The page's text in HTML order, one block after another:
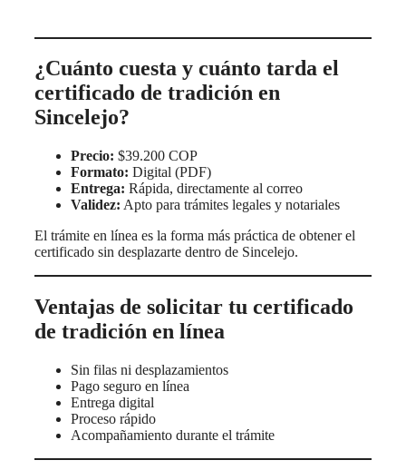
¿Cuánto cuesta y cuánto tarda el
certificado de tradición en
Sincelejo?
Precio: $39.200 COP
Formato: Digital (PDF)
Entrega: Rápida, directamente al correo
Validez: Apto para trámites legales y notariales
El trámite en línea es la forma más práctica de obtener el
certificado sin desplazarte dentro de Sincelejo.
Ventajas de solicitar tu certificado
de tradición en línea
Sin filas ni desplazamientos
Pago seguro en línea
Entrega digital
Proceso rápido
Acompañamiento durante el trámite